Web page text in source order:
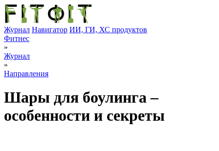
Журнал Навигатор ИИ, ГИ, ХС продуктов
Фитнес
»
Журнал
»
Направления
Шары для боулинга –
особенности и секреты